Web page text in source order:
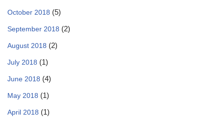
October 2018 (5)
September 2018 (2)
August 2018 (2)
July 2018 (1)
June 2018 (4)
May 2018 (1)
April 2018 (1)